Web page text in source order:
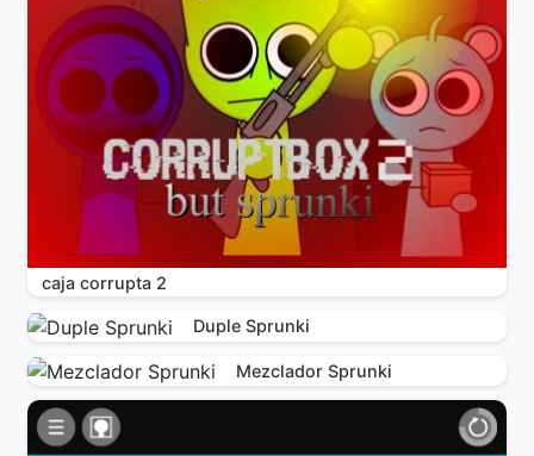
caja corrupta 2
Duple Sprunki
Mezclador Sprunki